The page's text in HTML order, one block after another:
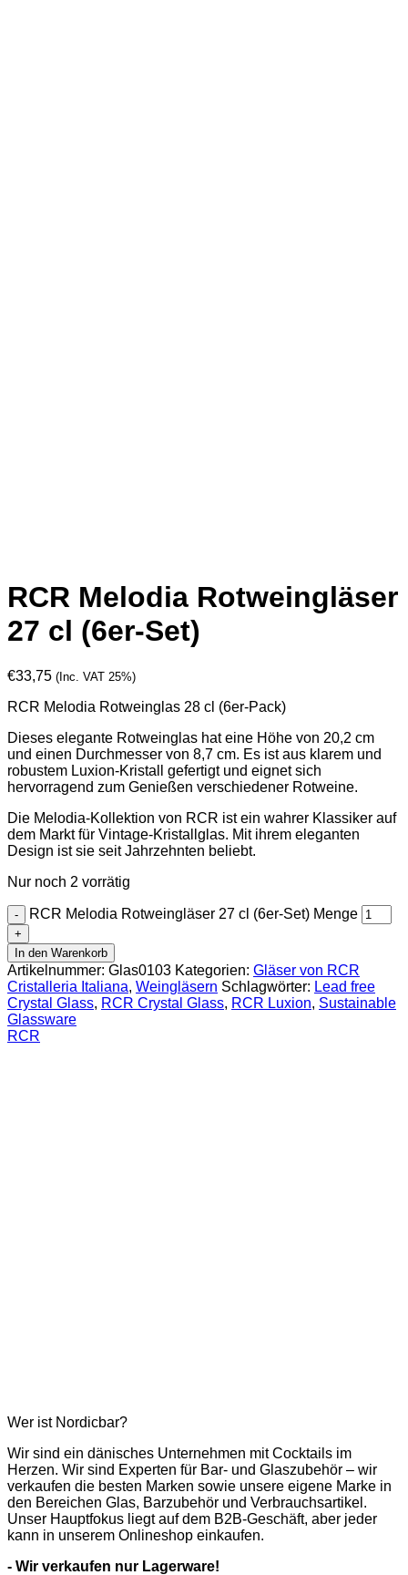
RCR Melodia Rotweingläser
27 cl (6er-Set)
€33,75 (Inc. VAT 25%)
RCR Melodia Rotweinglas 28 cl (6er-Pack)
Dieses elegante Rotweinglas hat eine Höhe von 20,2 cm
und einen Durchmesser von 8,7 cm. Es ist aus klarem und
robustem Luxion-Kristall gefertigt und eignet sich
hervorragend zum Genießen verschiedener Rotweine.
Die Melodia-Kollektion von RCR ist ein wahrer Klassiker auf
dem Markt für Vintage-Kristallglas. Mit ihrem eleganten
Design ist sie seit Jahrzehnten beliebt.
Nur noch 2 vorrätig
RCR Melodia Rotweingläser 27 cl (6er-Set) Menge
In den Warenkorb
Artikelnummer: Glas0103 Kategorien: Gläser von RCR
Cristalleria Italiana, Weingläsern Schlagwörter: Lead free
Crystal Glass, RCR Crystal Glass, RCR Luxion, Sustainable
Glassware
RCR
Wer ist Nordicbar?
Wir sind ein dänisches Unternehmen mit Cocktails im
Herzen. Wir sind Experten für Bar- und Glaszubehör – wir
verkaufen die besten Marken sowie unsere eigene Marke in
den Bereichen Glas, Barzubehör und Verbrauchsartikel.
Unser Hauptfokus liegt auf dem B2B-Geschäft, aber jeder
kann in unserem Onlineshop einkaufen.
- Wir verkaufen nur Lagerware!